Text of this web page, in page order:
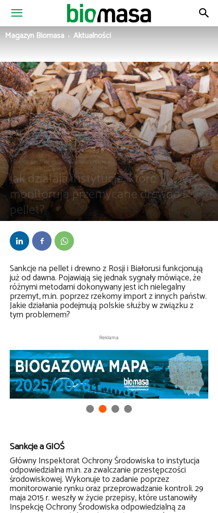
Magazyn
Magazyn Biomasa Aktualności
Aktualności Pellet Wiadomości z Polski
Jak działają instytucje, które
monitorują przemycane drewno i
pellet?
Sankcje na pellet i drewno z Rosji i Białorusi funkcjonują
już od dawna. Pojawiają się jednak sygnały mówiące, że
różnymi metodami dokonywany jest ich nielegalny
przemyt, m.in. poprzez rzekomy import z innych państw.
Jakie działania podejmują polskie służby w związku z
tym problemem?
Reklama
Sankcje a GIOŚ
Główny Inspektorat Ochrony Środowiska to instytucja
odpowiedzialna m.in. za zwalczanie przestępczości
środowiskowej. Wykonuje to zadanie poprzez
monitorowanie rynku oraz przeprowadzanie kontroli. 29
maja 2015 r. weszły w życie przepisy, które ustanowiły
Inspekcję Ochrony Środowiska odpowiedzialną za